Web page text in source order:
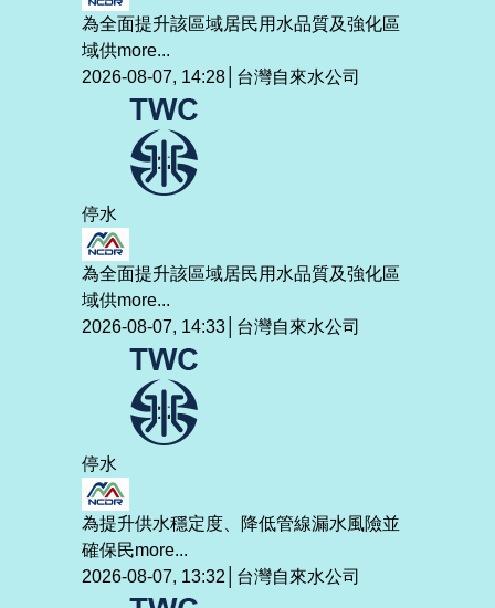
為全面提升該區域居民用水品質及強化區
域供more...
2026-08-07, 14:28│台灣自來水公司
停水
為全面提升該區域居民用水品質及強化區
域供more...
2026-08-07, 14:33│台灣自來水公司
停水
為提升供水穩定度、降低管線漏水風險並
確保民more...
2026-08-07, 13:32│台灣自來水公司